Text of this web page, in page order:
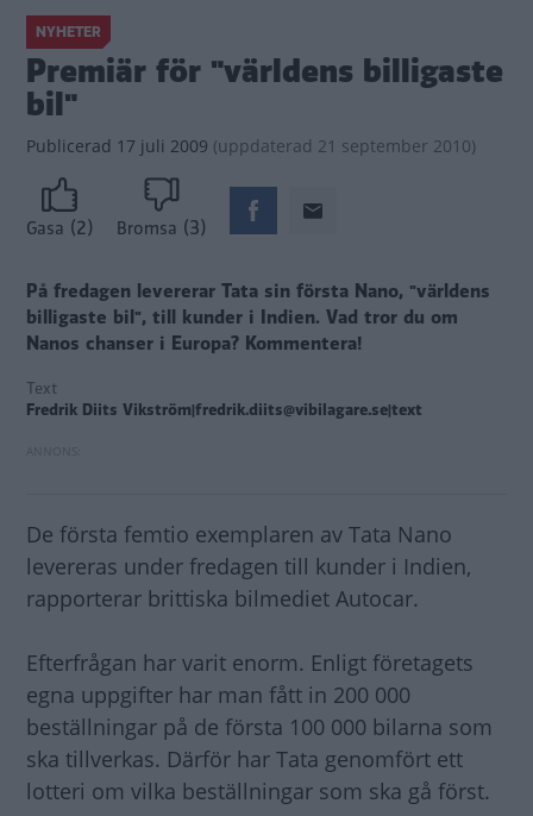
NYHETER
Premiär för "världens billigaste
bil"
Publicerad 17 juli 2009 (uppdaterad 21 september 2010)
Gasa (2) Bromsa (3)
På fredagen levererar Tata sin första Nano, "världens
billigaste bil", till kunder i Indien. Vad tror du om
Nanos chanser i Europa? Kommentera!
Text
Fredrik Diits Vikström|fredrik.diits@vibilagare.se|text
De första femtio exemplaren av Tata Nano
levereras under fredagen till kunder i Indien,
rapporterar brittiska bilmediet Autocar.
Efterfrågan har varit enorm. Enligt företagets
egna uppgifter har man fått in 200 000
beställningar på de första 100 000 bilarna som
ska tillverkas. Därför har Tata genomfört ett
lotteri om vilka beställningar som ska gå först.